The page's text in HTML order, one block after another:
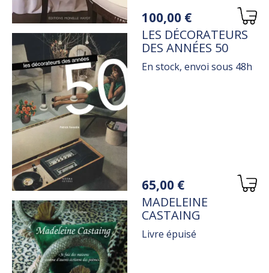
Variations
100,00 €
TITRE
LES DÉCORATEURS
DES ANNÉES 50
En stock, envoi sous 48h
Variations
65,00 €
TITRE
MADELEINE
CASTAING
Livre épuisé